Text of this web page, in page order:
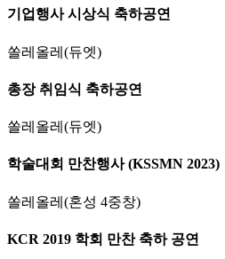
기업행사 시상식 축하공연
쏠레올레(듀엣)
총장 취임식 축하공연
쏠레올레(듀엣)
학술대회 만찬행사 (KSSMN 2023)
쏠레올레(혼성 4중창)
KCR 2019 학회 만찬 축하 공연